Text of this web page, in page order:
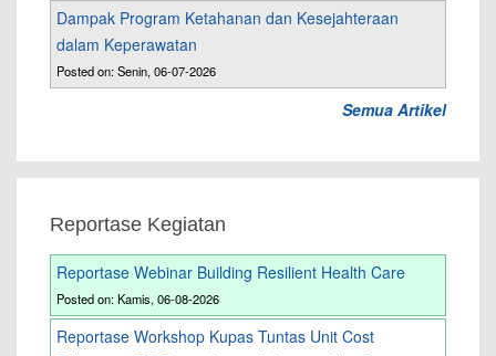
Dampak Program Ketahanan dan Kesejahteraan
dalam Keperawatan
Posted on: Senin, 06-07-2026
Semua Artikel
Reportase Kegiatan
Reportase Webinar Building Resilient Health Care
Posted on: Kamis, 06-08-2026
Reportase Workshop Kupas Tuntas Unit Cost